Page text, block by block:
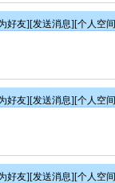
好友][发送消息][个人空
好友][发送消息][个人空
好友][发送消息][个人空